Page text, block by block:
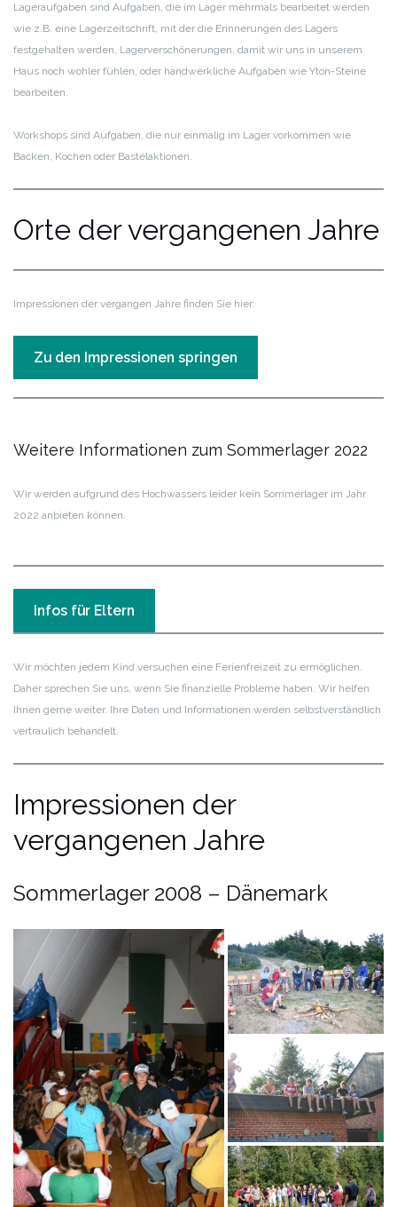
Lageraufgaben sind Aufgaben, die im Lager mehrmals bearbeitet werden
wie z.B. eine Lagerzeitschrift, mit der die Erinnerungen des Lagers
festgehalten werden, Lagerverschönerungen, damit wir uns in unserem
Haus noch wohler fühlen, oder handwerkliche Aufgaben wie Yton-Steine
bearbeiten.
Workshops sind Aufgaben, die nur einmalig im Lager vorkommen wie
Backen, Kochen oder Bastelaktionen.
Orte der vergangenen Jahre
Impressionen der vergangen Jahre finden Sie hier:
Zu den Impressionen springen
Weitere Informationen zum Sommerlager 2022
Wir werden aufgrund des Hochwassers leider kein Sommerlager im Jahr
2022 anbieten können.
Infos für Eltern
Wir möchten jedem Kind versuchen eine Ferienfreizeit zu ermöglichen.
Daher sprechen Sie uns, wenn Sie finanzielle Probleme haben. Wir helfen
Ihnen gerne weiter. Ihre Daten und Informationen werden selbstverständlich
vertraulich behandelt.
Impressionen der
vergangenen Jahre
Sommerlager 2008 – Dänemark